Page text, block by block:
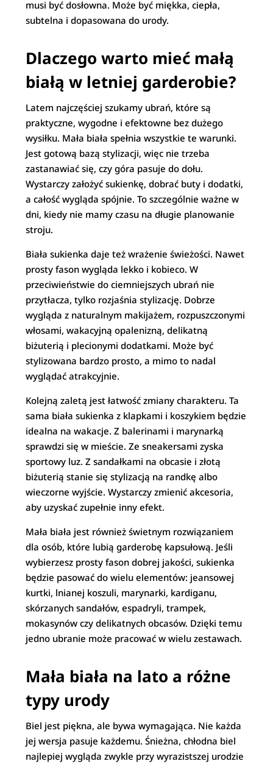
musi być dosłowna. Może być miękka, ciepła,
subtelna i dopasowana do urody.
Dlaczego warto mieć małą
białą w letniej garderobie?
Latem najczęściej szukamy ubrań, które są
praktyczne, wygodne i efektowne bez dużego
wysiłku. Mała biała spełnia wszystkie te warunki.
Jest gotową bazą stylizacji, więc nie trzeba
zastanawiać się, czy góra pasuje do dołu.
Wystarczy założyć sukienkę, dobrać buty i dodatki,
a całość wygląda spójnie. To szczególnie ważne w
dni, kiedy nie mamy czasu na długie planowanie
stroju.
Biała sukienka daje też wrażenie świeżości. Nawet
prosty fason wygląda lekko i kobieco. W
przeciwieństwie do ciemniejszych ubrań nie
przytłacza, tylko rozjaśnia stylizację. Dobrze
wygląda z naturalnym makijażem, rozpuszczonymi
włosami, wakacyjną opalenizną, delikatną
biżuterią i plecionymi dodatkami. Może być
stylizowana bardzo prosto, a mimo to nadal
wyglądać atrakcyjnie.
Kolejną zaletą jest łatwość zmiany charakteru. Ta
sama biała sukienka z klapkami i koszykiem będzie
idealna na wakacje. Z balerinami i marynarką
sprawdzi się w mieście. Ze sneakersami zyska
sportowy luz. Z sandałkami na obcasie i złotą
biżuterią stanie się stylizacją na randkę albo
wieczorne wyjście. Wystarczy zmienić akcesoria,
aby uzyskać zupełnie inny efekt.
Mała biała jest również świetnym rozwiązaniem
dla osób, które lubią garderobę kapsułową. Jeśli
wybierzesz prosty fason dobrej jakości, sukienka
będzie pasować do wielu elementów: jeansowej
kurtki, lnianej koszuli, marynarki, kardiganu,
skórzanych sandałów, espadryli, trampek,
mokasynów czy delikatnych obcasów. Dzięki temu
jedno ubranie może pracować w wielu zestawach.
Mała biała na lato a różne
typy urody
Biel jest piękna, ale bywa wymagająca. Nie każda
jej wersja pasuje każdemu. Śnieżna, chłodna biel
najlepiej wygląda zwykle przy wyrazistszej urodzie